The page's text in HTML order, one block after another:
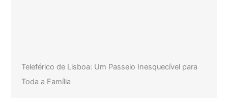
Teleférico de Lisboa: Um Passeio Inesquecível para
Toda a Família